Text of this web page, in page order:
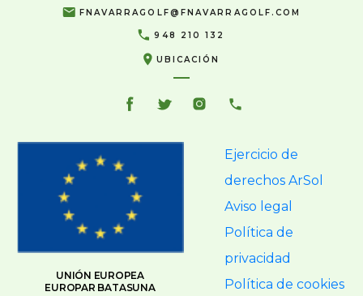
FNAVARRAGOLF@FNAVARRAGOLF.COM
948 210 132
UBICACIÓN
UNIÓN EUROPEA
EUROPAR BATASUNA
Ejercicio de
derechos ArSol
Aviso legal
Política de
privacidad
Política de cookies